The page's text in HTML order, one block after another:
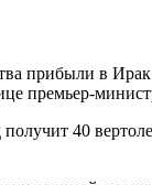
прибыли в
премьер-
40